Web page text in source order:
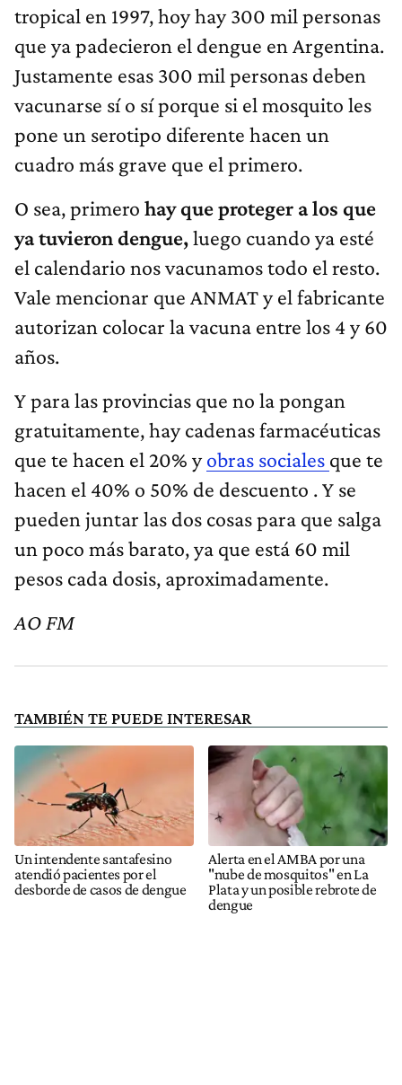
tropical en 1997, hoy hay 300 mil personas
que ya padecieron el dengue en Argentina.
Justamente esas 300 mil personas deben
vacunarse sí o sí porque si el mosquito les
pone un serotipo diferente hacen un
cuadro más grave que el primero.
O sea, primero hay que proteger a los que
ya tuvieron dengue,luego cuando ya esté
el calendario nos vacunamos todo el resto.
Vale mencionar que ANMAT y el fabricante
autorizan colocar la vacuna entre los 4 y 60
años.
Y para las provincias que no la pongan
gratuitamente, hay cadenas farmacéuticas
que te hacen el 20% yobras sociales que te
hacen el 40% o 50% de descuento . Y se
pueden juntar las dos cosas para que salga
un poco más barato, ya que está 60 mil
pesos cada dosis, aproximadamente.
AO FM
TAMBIÉN TE PUEDE INTERESAR
Un intendente santafesino
atendió pacientes por el
desborde de casos de dengue
Alerta en el AMBA por una
"nube de mosquitos" en La
Plata y un posible rebrote de
dengue